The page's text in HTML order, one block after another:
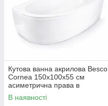
Кутова ванна акрилова Besco
Cornea 150x100х55 см
асиметрична права в
комплекті ніжки та екран для
ванни
В наявності